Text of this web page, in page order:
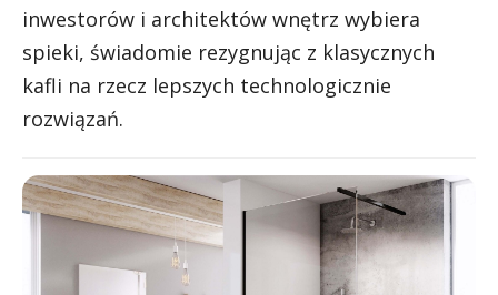
inwestorów i architektów wnętrz wybiera
spieki, świadomie rezygnując z klasycznych
kafli na rzecz lepszych technologicznie
rozwiązań.